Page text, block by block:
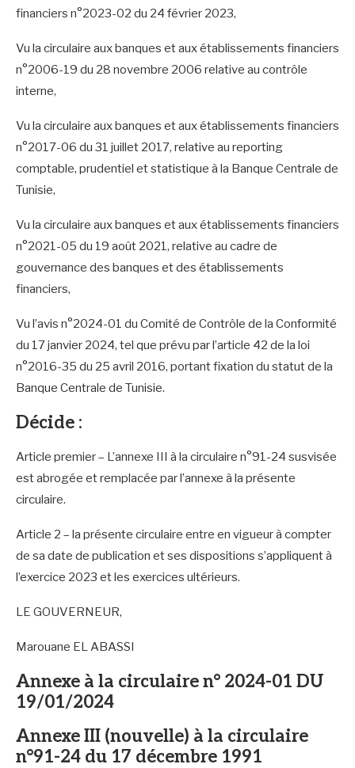
financiers n°2023-02 du 24 février 2023,
Vu la circulaire aux banques et aux établissements financiers
n°2006-19 du 28 novembre 2006 relative au contrôle
interne,
Vu la circulaire aux banques et aux établissements financiers
n°2017-06 du 31 juillet 2017, relative au reporting
comptable, prudentiel et statistique à la Banque Centrale de
Tunisie,
Vu la circulaire aux banques et aux établissements financiers
n°2021-05 du 19 août 2021, relative au cadre de
gouvernance des banques et des établissements
financiers,
Vu l’avis n°2024-01 du Comité de Contrôle de la Conformité
du 17 janvier 2024, tel que prévu par l’article 42 de la loi
n°2016-35 du 25 avril 2016, portant fixation du statut de la
Banque Centrale de Tunisie.
Décide :
Article premier – L’annexe III à la circulaire n°91-24 susvisée
est abrogée et remplacée par l’annexe à la présente
circulaire.
Article 2 – la présente circulaire entre en vigueur à compter
de sa date de publication et ses dispositions s’appliquent à
l’exercice 2023 et les exercices ultérieurs.
LE GOUVERNEUR,
Marouane EL ABASSI
Annexe à la circulaire n° 2024-01 DU
19/01/2024
Annexe III (nouvelle) à la circulaire
n°91-24 du 17 décembre 1991